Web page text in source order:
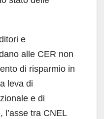
e
alle CER non
di risparmio in
leva di
e di
l’asse tra CNEL